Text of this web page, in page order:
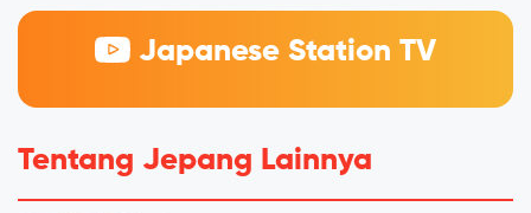
Japanese Station TV
Tentang Jepang Lainnya